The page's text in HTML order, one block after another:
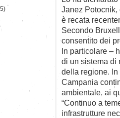
Janez
è recata
Secondo
consentito dei
In particolare –
di un sistema di
della regione.
Campania
ambientale, ai
“Continuo a
infrastrutture